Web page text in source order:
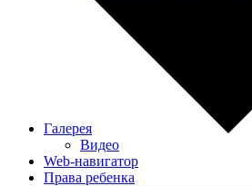
Галерея
Видео
Web-навигатор
Права ребенка